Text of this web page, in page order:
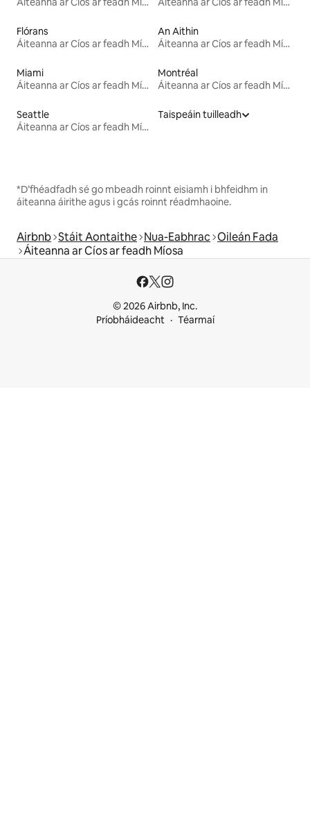
Flórans
Áiteanna ar Cíos ar feadh Míosa
An Aithin
Áiteanna ar Cíos ar feadh Míosa
Miami
Áiteanna ar Cíos ar feadh Míosa
Montréal
Áiteanna ar Cíos ar feadh Míosa
Seattle
Áiteanna ar Cíos ar feadh Míosa
Taispeáin tuilleadh
*D’fhéadfadh sé go mbeadh roinnt eisiamh i bhfeidhm in
áiteanna áirithe agus i gcás roinnt réadmhaoine.
Airbnb Stáit Aontaithe Nua-Eabhrac Oileán Fada
Áiteanna ar Cíos ar feadh Míosa
© 2026 Airbnb, Inc.
Príobháideacht
Téarmaí